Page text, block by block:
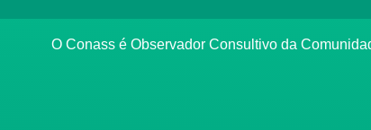
O Conass é Observador Consultivo da